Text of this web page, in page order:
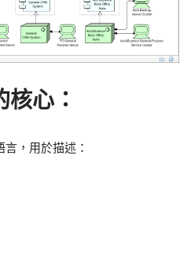
心：
，用於描述：